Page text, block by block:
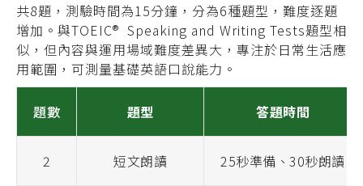
共8題，測驗時間為15分鐘，分為6種題型，難度逐題
增加。與TOEIC® Speaking and Writing Tests題型相
似，但內容與運用場域難度差異大，專注於日常生活應
用範圍，可測量基礎英語口說能力。
題數 題型 答題時間
2 短文朗讀 25秒準備、30秒朗讀